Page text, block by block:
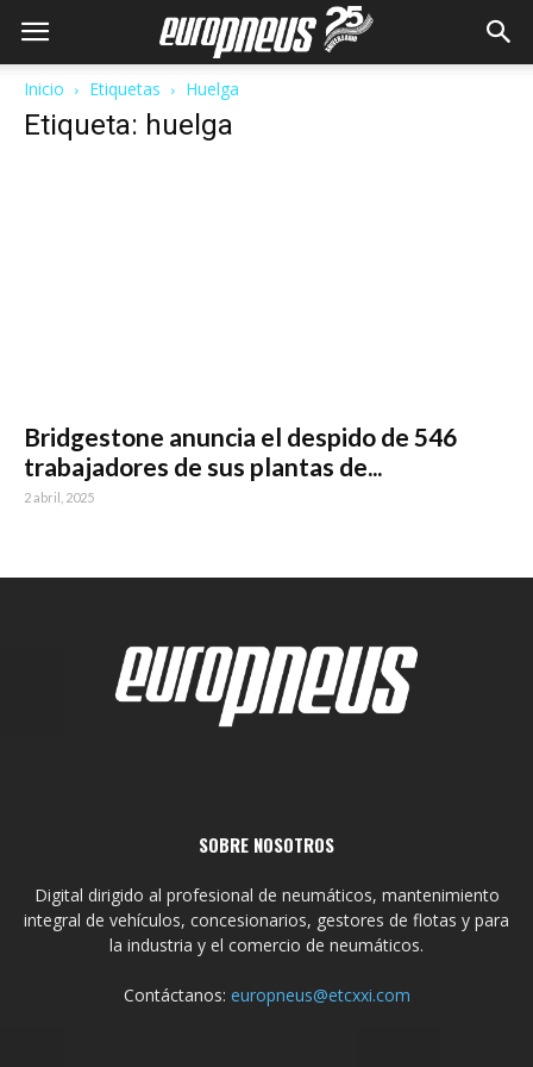
Inicio Etiquetas Huelga
Etiqueta: huelga
Bridgestone anuncia el despido de 546
trabajadores de sus plantas de...
2 abril, 2025
SOBRE NOSOTROS
Digital dirigido al profesional de neumáticos, mantenimiento
integral de vehículos, concesionarios, gestores de flotas y para
la industria y el comercio de neumáticos.
Contáctanos: europneus@etcxxi.com